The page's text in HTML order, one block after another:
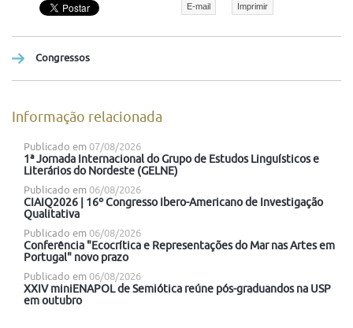
E-mail Imprimir
Congressos
Informação relacionada
Publicado em 07/08/2026
1ª Jornada Internacional do Grupo de Estudos Linguísticos e
Literários do Nordeste (GELNE)
Publicado em 06/08/2026
CIAIQ2026 | 16º Congresso Ibero-Americano de Investigação
Qualitativa
Publicado em 06/08/2026
Conferência "Ecocrítica e Representações do Mar nas Artes em
Portugal" novo prazo
Publicado em 06/08/2026
XXIV miniENAPOL de Semiótica reúne pós-graduandos na USP
em outubro